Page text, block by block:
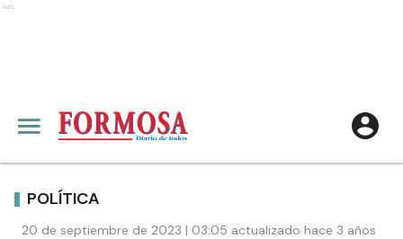
Ads
POLÍTICA
20 de septiembre de 2023 | 03:05 actualizado hace 3 años